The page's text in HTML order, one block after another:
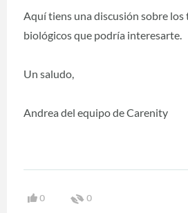
Aquí tiens una discusión sobre
biológicos que podría interesarte.
Un saludo,
Andrea del equipo de Carenity
0 0